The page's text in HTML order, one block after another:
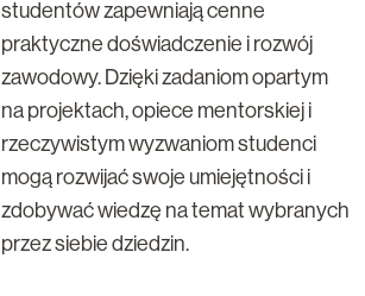
studentów zapewniają cenne
praktyczne doświadczenie i rozwój
zawodowy. Dzięki zadaniom opartym
na projektach, opiece mentorskiej i
rzeczywistym wyzwaniom studenci
mogą rozwijać swoje umiejętności i
zdobywać wiedzę na temat wybranych
przez siebie dziedzin.